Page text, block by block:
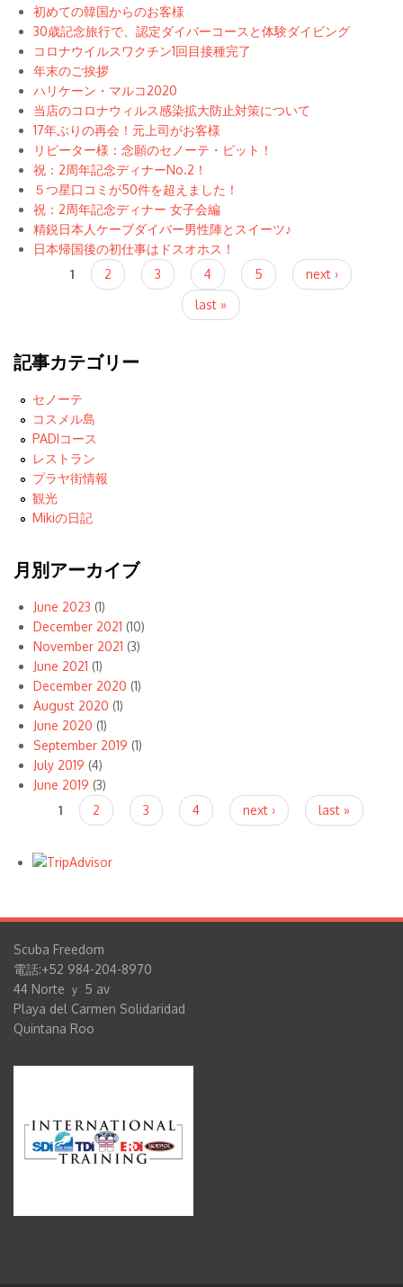
初めての韓国からのお客様
30歳記念旅行で、認定ダイバーコースと体験ダイビング
コロナウイルスワクチン1回目接種完了
年末のご挨拶
ハリケーン・マルコ2020
当店のコロナウィルス感染拡大防止対策について
17年ぶりの再会！元上司がお客様
リピーター様：念願のセノーテ・ピット！
祝：2周年記念ディナーNo.2！
５つ星口コミが50件を超えました！
祝：2周年記念ディナー 女子会編
精鋭日本人ケーブダイバー男性陣とスイーツ♪
日本帰国後の初仕事はドスオホス！
1 2 3 4 5
next ›
last »
記事カテゴリー
セノーテ
コスメル島
PADIコース
レストラン
プラヤ街情報
観光
Mikiの日記
月別アーカイブ
June 2023 (1)
December 2021 (10)
November 2021 (3)
June 2021 (1)
December 2020 (1)
August 2020 (1)
June 2020 (1)
September 2019 (1)
July 2019 (4)
June 2019 (3)
Pages1 2 3 4 next › last »
Scuba Freedom
電話:+52 984-204-8970
44 Norte ｙ 5 av
Playa del Carmen Solidaridad
Quintana Roo